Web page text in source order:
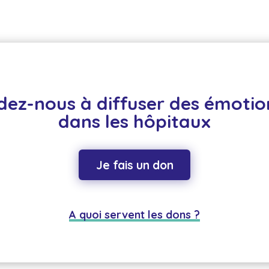
nous à diffuser des
dans les hôpitaux
Je fais un don
A quoi servent les dons ?